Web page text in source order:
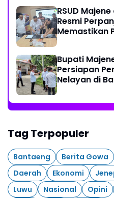
RSUD
Resmi
Memastikan
Bupati
Persiapan
Nelayan di
Tag Terpopuler
Bantaeng Berita Gowa
Daerah
Ekonomi
Luwu
Nasional Opini